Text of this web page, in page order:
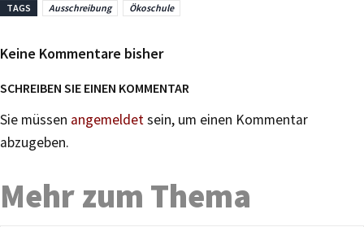
TAGS Ausschreibung Ökoschule
Keine Kommentare bisher
SCHREIBEN SIE EINEN KOMMENTAR
Sie müssen angemeldetsein, um einen Kommentar
abzugeben.
Mehr zum Thema